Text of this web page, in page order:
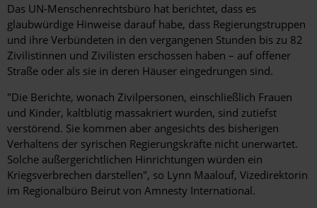
Das UN-Menschenrechtsbüro hat berichtet, dass es
glaubwürdige Hinweise darauf habe, dass Regierungstruppen
und ihre Verbündeten in den vergangenen Stunden bis zu 82
Zivilistinnen und Zivilisten erschossen haben – auf offener
Straße oder als sie in deren Häuser eingedrungen sind.
"Die Berichte, wonach Zivilpersonen, einschließlich Frauen
und Kinder, kaltblütig massakriert wurden, sind zutiefst
verstörend. Sie kommen aber angesichts des bisherigen
Verhaltens der syrischen Regierungskräfte nicht unerwartet.
Solche außergerichtlichen Hinrichtungen würden ein
Kriegsverbrechen darstellen", so Lynn Maalouf, Vizedirektorin
im Regionalbüro Beirut von Amnesty International.